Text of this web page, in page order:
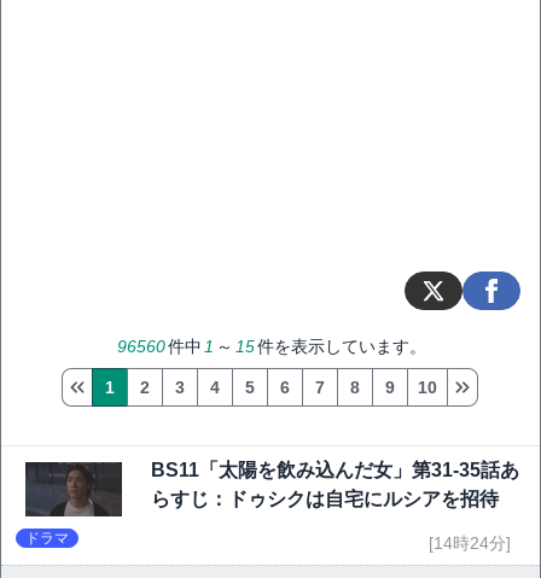
96560件中 1 ～ 15件を表示しています。
1 2 3 4 5 6 7 8 9 10
BS11「太陽を飲み込んだ女」第31-35話あ
らすじ：ドゥシクは自宅にルシアを招待
ドラマ [14時24分]